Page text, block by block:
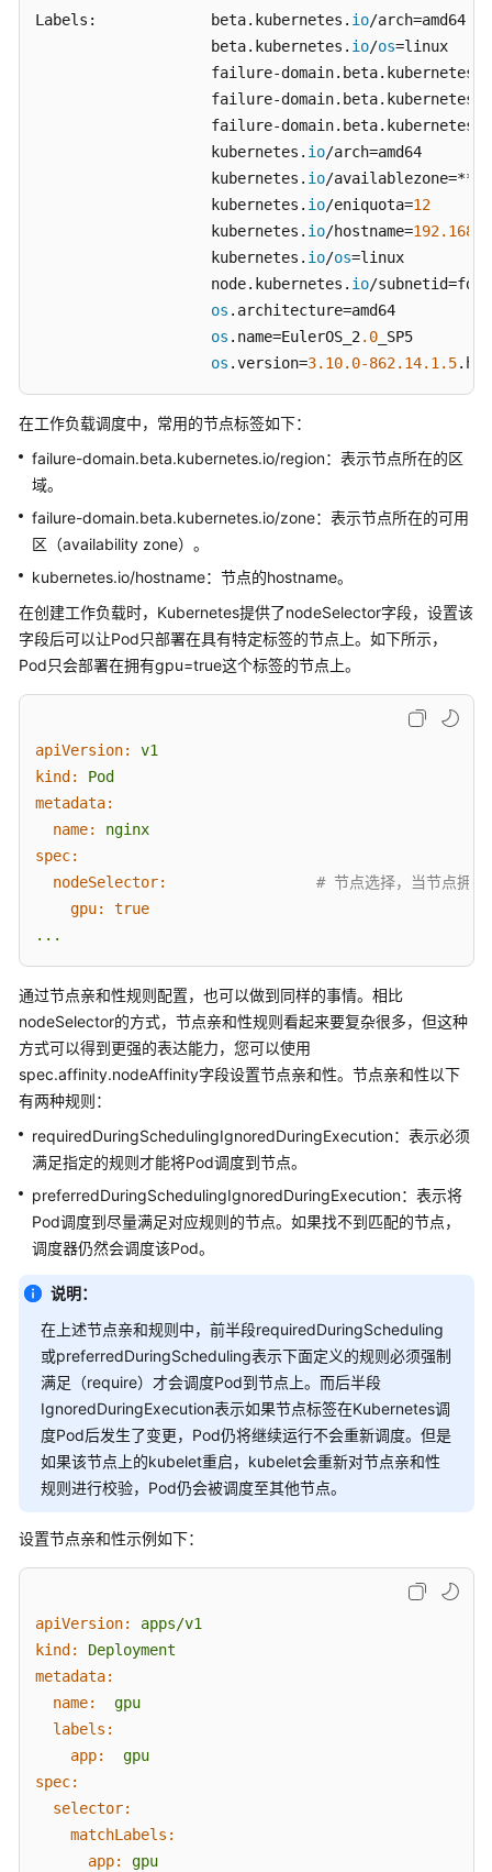
管
定
义
资
Pod
安
全
置
调
储
可
观
测
性
弹
性
伸
缩
名
间
配
置
项
与
密
钥
板
（Helm
Chart）
权
配
置
Labels:             beta.kubernetes. io/arch=amd64
                    beta.kubernetes.
io/os=linux
                    failure-domain.beta.kubernetes.
                    failure-domain.beta.kubernetes.
                    failure-domain.beta.kubernetes.
                    kubernetes.
io/arch=amd64
                    kubernetes.
io/
                    kubernetes.
io/eniquota=12
                    kubernetes.
io/hostname=192.168
                    kubernetes.
io/os=linux
                    node.kubernetes.
io/
os .architecture=amd64
os .name=EulerOS_2 .0 _SP5
os .version=3.10.0-862.14.1 .5
在工作负载调度中，常用的节点标签如下：
failure-domain.beta.kubernetes.io/region：表示节点所在的区
域。
failure-domain.beta.kubernetes.io/zone：表示节点所在的可用
区（availability zone）。
kubernetes.io/hostname：节点的hostname。
在创建工作负载时，Kubernetes提供了nodeSelector字段，设置该
字段后可以让Pod只部署在具有特定标签的节点上。如下所示，
Pod只会部署在拥有gpu=true这个标签的节点上。
apiVersion:
v1
kind:
Pod
metadata:
name:
nginx
spec:
nodeSelector:
# 节点选择，当节点拥
gpu:
true
...
通过节点亲和性规则配置，也可以做到同样的事情。相比
nodeSelector的方式，节点亲和性规则看起来要复杂很多，但这种
方式可以得到更强的表达能力，您可以使用
spec.affinity.nodeAffinity字段设置节点亲和性。节点亲和性以下
有两种规则：
requiredDuringSchedulingIgnoredDuringExecution：表示必须
满足指定的规则才能将Pod调度到节点。
preferredDuringSchedulingIgnoredDuringExecution：表示将
Pod调度到尽量满足对应规则的节点。如果找不到匹配的节点，
调度器仍然会调度该Pod。
说明：
在上述节点亲和规则中，前半段requiredDuringScheduling
或preferredDuringScheduling表示下面定义的规则必须强制
满足（require）才会调度Pod到节点上。而后半段
IgnoredDuringExecution表示如果节点标签在Kubernetes调
度Pod后发生了变更，Pod仍将继续运行不会重新调度。但是
如果该节点上的kubelet重启，kubelet会重新对节点亲和性
规则进行校验，Pod仍会被调度至其他节点。
设置节点亲和性示例如下：
apiVersion:
apps/v1
kind:
Deployment
metadata:
name:
gpu
labels:
app:
gpu
spec:
selector:
matchLabels:
app:
gpu